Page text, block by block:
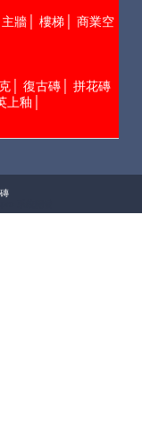
主牆│ 樓梯│ 商業空
│ 復古磚│ 拼花磚
上釉